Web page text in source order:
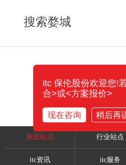
搜索婺城
系统站点 行业站点
itc资讯 itc服务
itc 保伦股份欢迎您!
合>或<方案报价>
现在咨询 稍后再